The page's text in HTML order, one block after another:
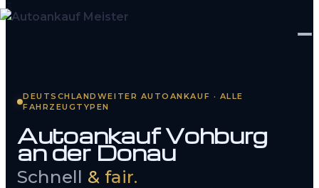
So funktioniert’s
Kontakt
DEUTSCHLANDWEITER AUTOANKAUF · ALLE
FAHRZEUGTYPEN
Autoankauf Vohburg
an der Donau
Schnell & fair.